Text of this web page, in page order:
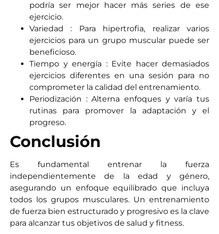
podría ser mejor hacer más series de ese
ejercicio.
Variedad : Para hipertrofia, realizar varios
ejercicios para un grupo muscular puede ser
beneficioso.
Tiempo y energía : Evite hacer demasiados
ejercicios diferentes en una sesión para no
comprometer la calidad del entrenamiento.
Periodización : Alterna enfoques y varía tus
rutinas para promover la adaptación y el
progreso.
Conclusión
Es fundamental entrenar la fuerza
independientemente de la edad y género,
asegurando un enfoque equilibrado que incluya
todos los grupos musculares. Un entrenamiento
de fuerza bien estructurado y progresivo es la clave
para alcanzar tus objetivos de salud y fitness.